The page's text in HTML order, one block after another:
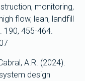
monitoring,
flow, lean, landfill
190, 455-464.
A.R. (2024).
design